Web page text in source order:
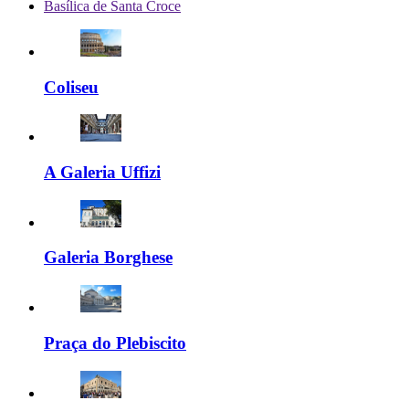
Basílica de Santa Croce
Coliseu
A Galeria Uffizi
Galeria Borghese
Praça do Plebiscito